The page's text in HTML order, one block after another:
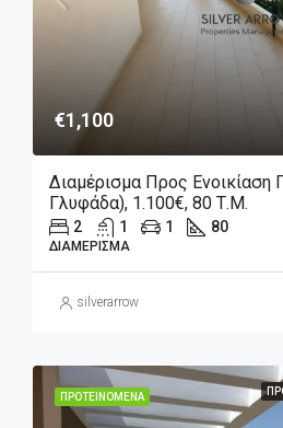
€1,100
Διαμέρισμα Προς
Γλυφάδα), 1.100€, 80 Τ.μ.
2 1 1 80
ΔΙΑΜΈΡΙΣΜΑ
silverarrow
ΠΡΟΤΕΙΝΌΜΕΝΑ